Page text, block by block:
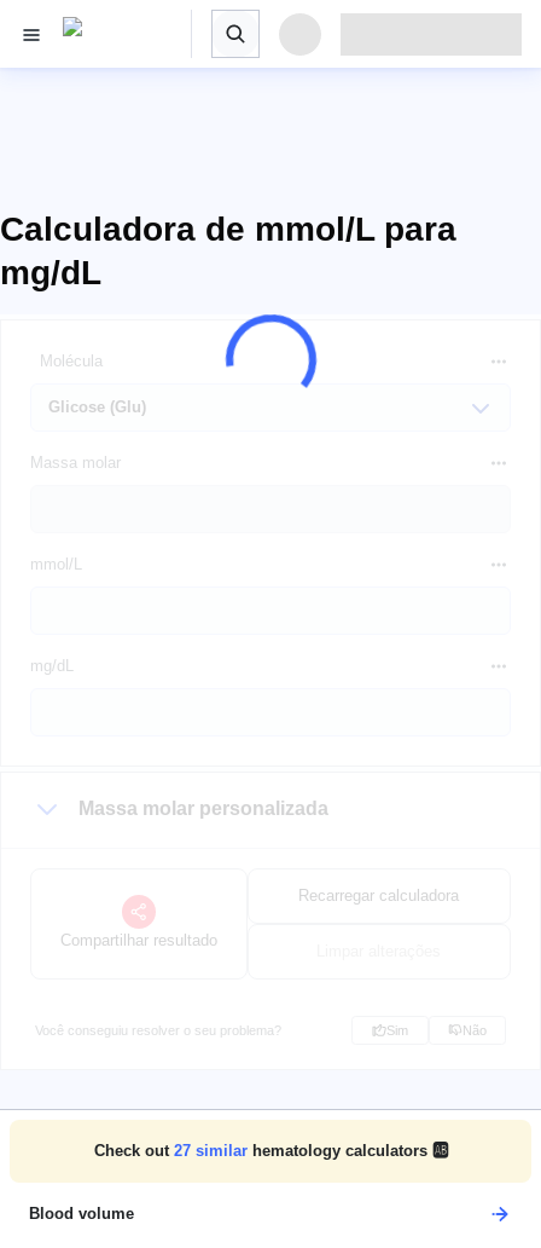
Calculadora de mmol/L para
mg/dL
Molécula
Massa molar
mmol/L
mg/dL
Massa molar personalizada
Compartilhar resultado
Recarregar calculadora
Você conseguiu resolver o seu problema? Sim Não
Check out 27similar hematology calculators 🆎
Blood volume